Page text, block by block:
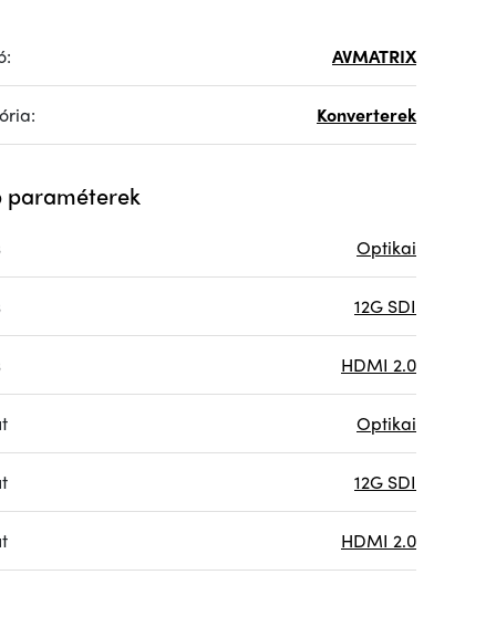
AVMATRIX
Konverterek
paraméterek
Optikai
12G SDI
HDMI 2.0
Optikai
12G SDI
HDMI 2.0